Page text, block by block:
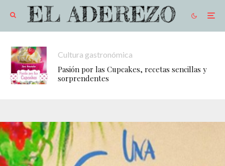
Cultura gastronómica
Pasión por las Cupcakes, recetas sencillas y
sorprendentes